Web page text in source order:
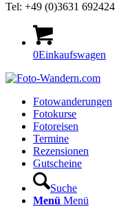
Tel: +49 (0)3631 692424
0Einkaufswagen
Fotowanderungen
Fotokurse
Fotoreisen
Termine
Rezensionen
Gutscheine
Suche
Menü Menü